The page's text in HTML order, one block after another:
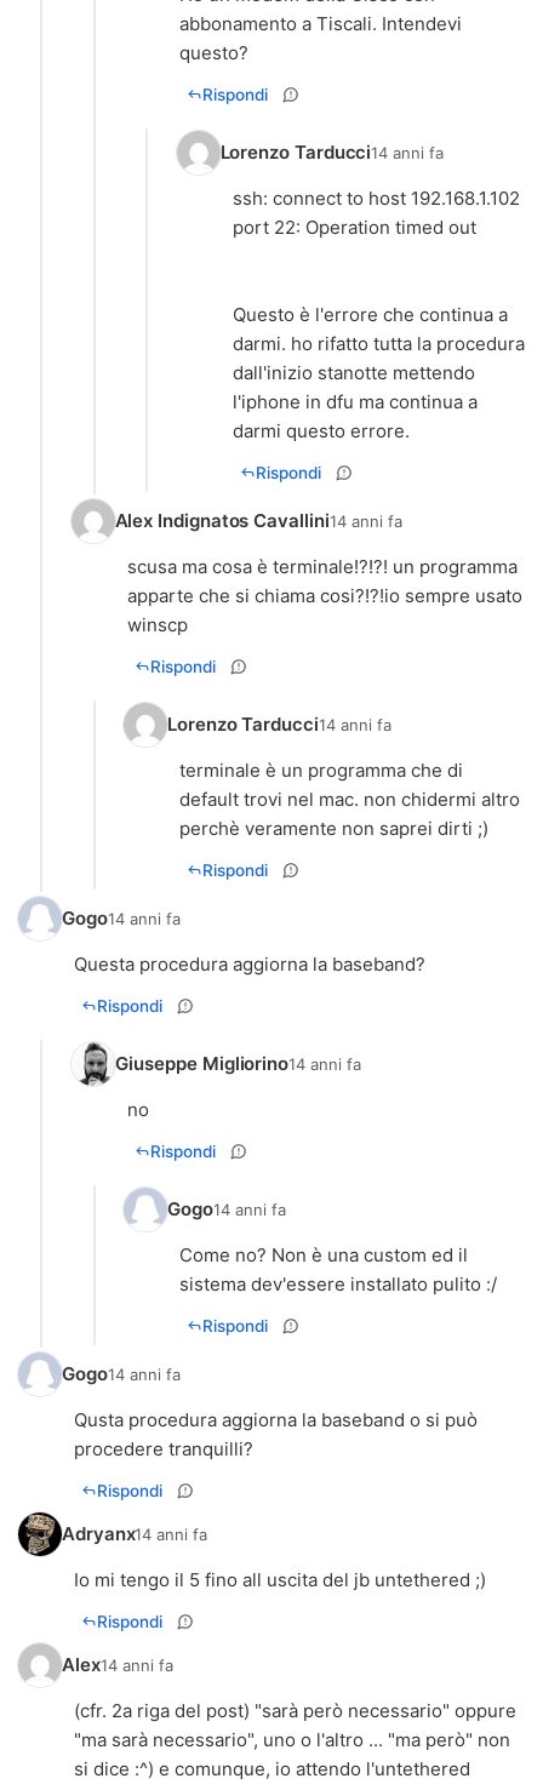
abbonamento a Tiscali. Intendevi
questo?
Rispondi
Lorenzo Tarducci14 anni fa
ssh: connect to host 192.168.1.102
port 22: Operation timed out
Questo è l'errore che continua a
darmi. ho rifatto tutta la procedura
dall'inizio stanotte mettendo
l'iphone in dfu ma continua a
darmi questo errore.
Rispondi
Alex Indignatos Cavallini14 anni fa
scusa ma cosa è terminale!?!?! un programma
apparte che si chiama cosi?!?!io sempre usato
winscp
Rispondi
Lorenzo Tarducci14 anni fa
terminale è un programma che di
default trovi nel mac. non chidermi altro
perchè veramente non saprei dirti ;)
Rispondi
Gogo14 anni fa
Questa procedura aggiorna la baseband?
Rispondi
Giuseppe Migliorino14 anni fa
no
Rispondi
Gogo14 anni fa
Come no? Non è una custom ed il
sistema dev'essere installato pulito :/
Rispondi
Gogo14 anni fa
Qusta procedura aggiorna la baseband o si può
procedere tranquilli?
Rispondi
Adryanx14 anni fa
Io mi tengo il 5 fino all uscita del jb untethered ;)
Rispondi
Alex14 anni fa
(cfr. 2a riga del post) "sarà però necessario" oppure
"ma sarà necessario", uno o l'altro ... "ma però" non
si dice :^) e comunque, io attendo l'untethered